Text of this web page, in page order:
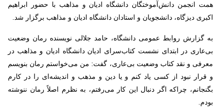
همت انجمن دانش‌آموختگان دانشگاه ادیان و مذاهب با حضور ابراهیم
اکبری دیزگاه، دانشجویان و استادان دانشگاه ادیان و مذاهب برگزار شد.
به گزارش روابط عمومی دانشگاه، حامد جلالی نویسنده رمان وضعیت
بی‌عاری در ابتدای نشست کتاب‌سرای ادیان دانشگاه ادیان و مذاهب در
معرفی و نقد کتاب وضعیت بی‌عاری، گفت: من می‌خواستم رمان بنویسم
و قرار نبود از کسی یاد کنم و یا دین و مذهب و اندیشه‌ای را در کارم
بگنجانم، چراکه اگر دنبال این کار می‌رفتم، به نظرم اصلاً رمان ننوشته
بودم.